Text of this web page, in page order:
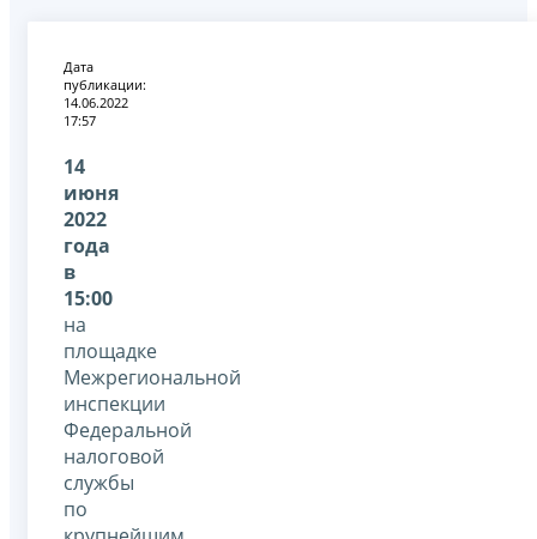
Дата
публикации:
14.06.2022
17:57
14
июня
2022
года
в
15:00
на
площадке
Межрегиональной
инспекции
Федеральной
налоговой
службы
по